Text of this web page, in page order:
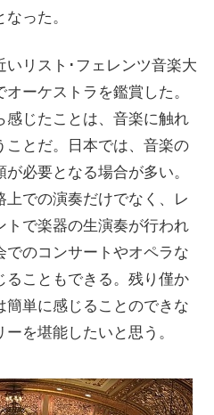
った。
いリスト･フェレンツ音楽大
ーケストラを鑑賞した。
感じたことは、音楽に触れ
ことだ。日本では、音楽の
必要となる場合が多い。
上での演奏だけでなく、レ
トで楽器の生演奏が行われ
でのコンサートやオペラな
ることもできる。残り僅か
簡単に感じることのできな
を堪能したいと思う。